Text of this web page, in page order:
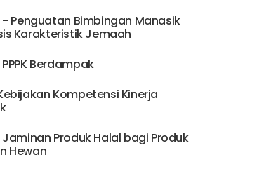
- Penguatan Bimbingan Manasik
Karakteristik Jemaah
Berdampak
Kompetensi Kinerja
Jaminan Produk Halal bagi Produk
Hewan